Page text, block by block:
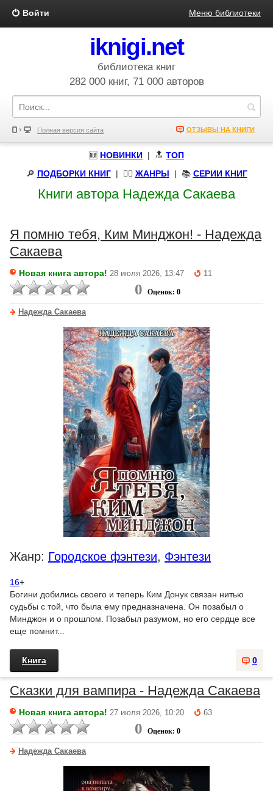
Войти Меню библиотеки
iknigi.net
библиотека книг
282 000 книг, 71 000 авторов
Полная версия сайта ОТЗЫВЫ НА КНИГИ
🆕 НОВИНКИ | 🔝 ТОП
🔎 ПОДБОРКИ КНИГ| 🧝‍♀️ ЖАНРЫ | 📚 СЕРИИ КНИГ
Книги автора Надежда Сакаева
Я помню тебя, Ким Минджон! - Надежда
Сакаева
Новая книга автора! 28 июля 2026, 13:47 11
0 Оценок: 0
Надежда Сакаева
Жанр: Городское фэнтези, Фэнтези
16+
Богини добились своего и теперь Ким Донук связан нитью
судьбы с той, что была ему предназначена. Он позабыл о
Минджон и о прошлом. Позабыл разумом, но его сердце все
еще помнит...
0
Книга
Сказки для вампира - Надежда Сакаева
Новая книга автора! 27 июля 2026, 10:20 63
0 Оценок: 0
Надежда Сакаева